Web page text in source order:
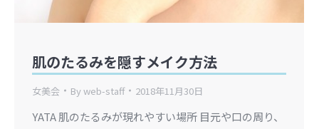
肌のたるみを隠すメイク方法
女美会 Byweb-staff 2018年11月30日
YATA 肌のたるみが現れやすい場所 目元や口の周り、